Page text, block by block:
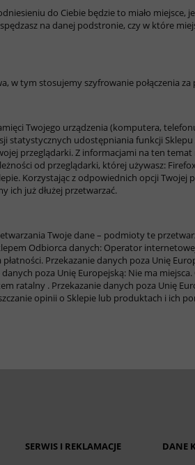
do Ciebie będzie to miało miejsce,
na danej podstronie, czy w które
w tym stosujemy szyfrowanie połączenia
Twojego urządzenia (komputera,
statystycznych udostępniania funkcji
przeglądarki. Z informacjami na ten temat
od przeglądarki, której używasz:
Korzystając z odpowiednich opcji Twojej
ich już dłużej przetwarzać.
Twoje dane – podmioty te
Odbiorca danych: Operator
Przekazanie danych poza Unię
poza Unię Europejską: Nie ma miejsca.
ratalny . Przekazanie danych poza Unię
opinii o Sklepie lub produktach i ich
SERWIS I REKLAMACJE DANE